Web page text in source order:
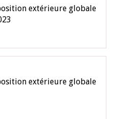
extérieure globale
extérieure globale